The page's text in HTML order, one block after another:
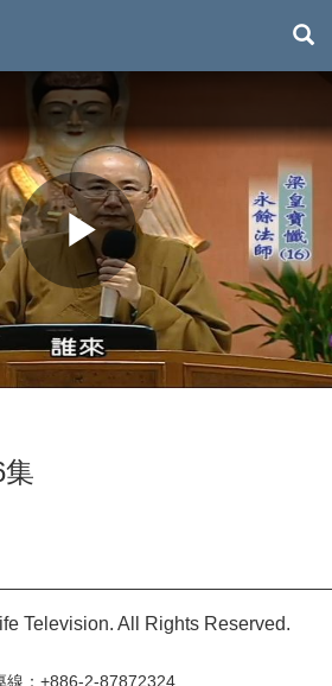
Play
Video
Television. All Rights Reserved.
線：+886-2-87872324